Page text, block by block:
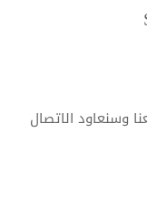
وسنعاود الاتصال